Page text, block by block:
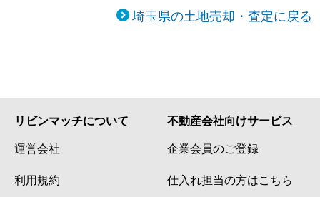
埼玉県の土地売却・査定に戻る
リビンマッチについて
運営会社
利用規約
不動産会社向けサービス
企業会員のご登録
仕入れ担当の方はこちら